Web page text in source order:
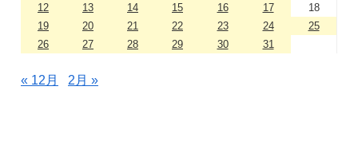
12
13 14 15 16 17
18
19
20 21 22 23 24
25
26
27 28 29 30 31
« 12月 2月 »